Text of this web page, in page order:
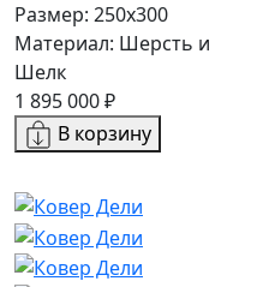
Размер: 250x300
Материал: Шерсть и
Шелк
1 895 000 ₽
В корзину